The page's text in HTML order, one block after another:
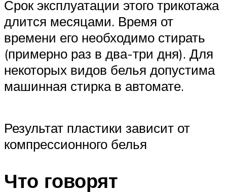
Срок эксплуатации этого трикотажа
длится месяцами. Время от
времени его необходимо стирать
(примерно раз в два-три дня). Для
некоторых видов белья допустима
машинная стирка в автомате.
Результат пластики зависит от
компрессионного белья
Что говорят